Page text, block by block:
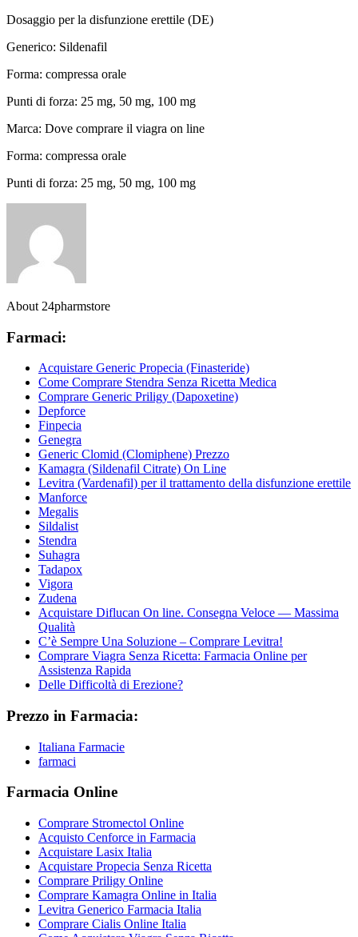
Dosaggio per la disfunzione erettile (DE)
Generico: Sildenafil
Forma: compressa orale
Punti di forza: 25 mg, 50 mg, 100 mg
Marca: Dove comprare il viagra on line
Forma: compressa orale
Punti di forza: 25 mg, 50 mg, 100 mg
About 24pharmstore
Farmaci:
Acquistare Generic Propecia (Finasteride)
Come Comprare Stendra Senza Ricetta Medica
Comprare Generic Priligy (Dapoxetine)
Depforce
Finpecia
Genegra
Generic Clomid (Clomiphene) Prezzo
Kamagra (Sildenafil Citrate) On Line
Levitra (Vardenafil) per il trattamento della disfunzione erettile
Manforce
Megalis
Sildalist
Stendra
Suhagra
Tadapox
Vigora
Zudena
Acquistare Diflucan On line. Consegna Veloce — Massima
Qualità
C’è Sempre Una Soluzione – Comprare Levitra!
Comprare Viagra Senza Ricetta: Farmacia Online per
Assistenza Rapida
Delle Difficoltà di Erezione?
Prezzo in Farmacia:
Italiana Farmacie
farmaci
Farmacia Online
Comprare Stromectol Online
Acquisto Cenforce in Farmacia
Acquistare Lasix Italia
Acquistare Propecia Senza Ricetta
Comprare Priligy Online
Comprare Kamagra Online in Italia
Levitra Generico Farmacia Italia
Comprare Cialis Online Italia